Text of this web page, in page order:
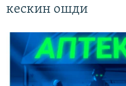
кескин ошди